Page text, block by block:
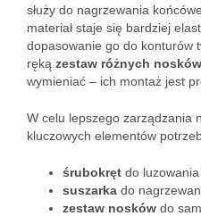
służy do nagrzewania
materiał staje się bardziej
dopasowanie go do konturów
ręką zestaw różnych
wymieniać – ich montaż jest
W celu lepszego zarządzania
kluczowych elementów
śrubokręt do
suszarka do
zestaw nosków do